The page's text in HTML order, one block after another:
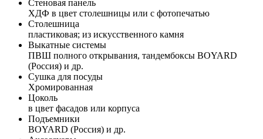
Стеновая панель
ХДФ в цвет столешницы или с фотопечатью
Столешница
пластиковая; из искусственного камня
Выкатные системы
ПВШ полного открывания, тандембоксы BOYARD
(Россия) и др.
Сушка для посуды
Хромированная
Цоколь
в цвет фасадов или корпуса
Подъемники
BOYARD (Россия) и др.